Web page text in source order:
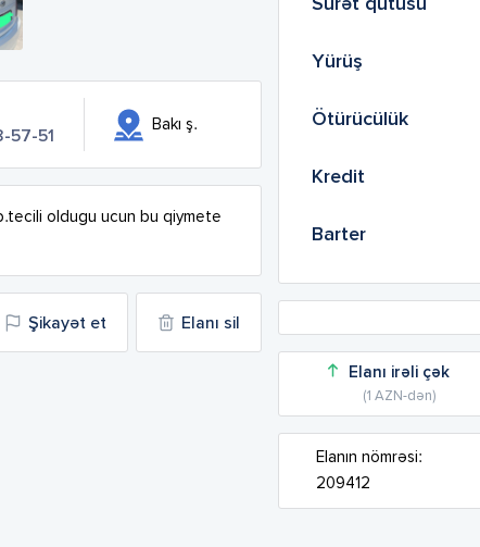
57-51
Bakı ş.
oldugu ucun bu qiymete
Şikayət et Elanı sil
Sürət qutusu
Yürüş
Ötürücülük
Kredit
Barter
Elanı irəli çək
(1 AZN-dən)
Elanın nömrəsi:
209412